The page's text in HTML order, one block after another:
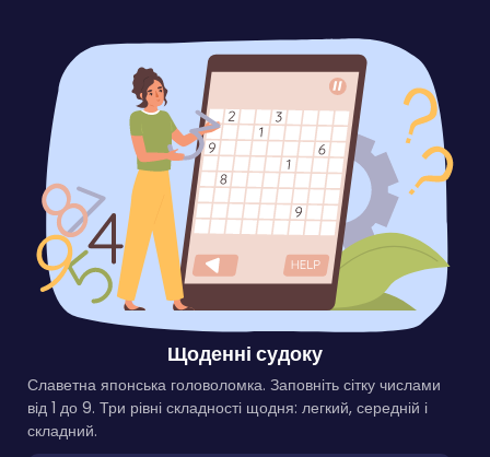
Щоденні судоку
Славетна японська головоломка. Заповніть сітку числами
від 1 до 9. Три рівні складності щодня: легкий, середній і
складний.